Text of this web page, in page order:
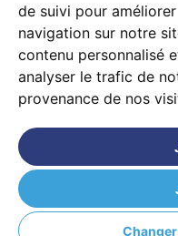
de suivi pour
navigation sur notre
contenu personnalisé
analyser le trafic de
provenance de nos
Conditions générales d’utilisation
© 2026